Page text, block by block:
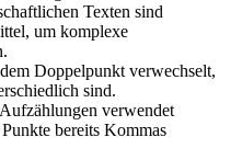
Texten sind
um komplexe
Doppelpunkt verwechselt,
sind.
verwendet
bereits Kommas